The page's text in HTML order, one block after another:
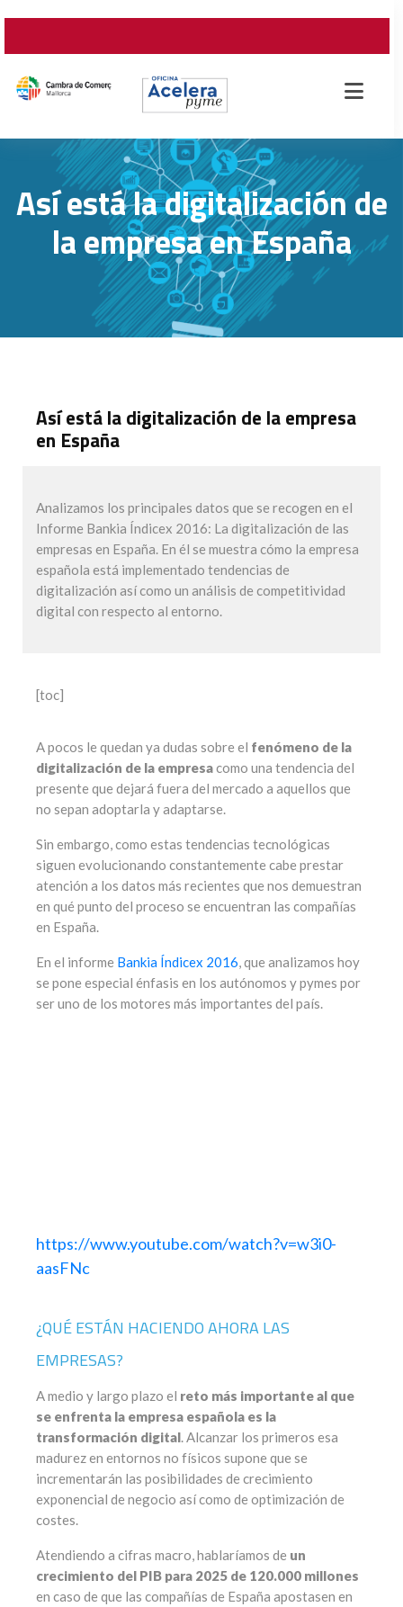
Así está la digitalización de
la empresa en España
Así está la digitalización de la empresa
en España
Analizamos los principales datos que se recogen en el
Informe Bankia Índicex 2016: La digitalización de las
empresas en España. En él se muestra cómo la empresa
española está implementado tendencias de
digitalización así como un análisis de competitividad
digital con respecto al entorno.
[toc]
A pocos le quedan ya dudas sobre el fenómeno de la
digitalización de la empresacomo una tendencia del
presente que dejará fuera del mercado a aquellos que
no sepan adoptarla y adaptarse.
Sin embargo, como estas tendencias tecnológicas
siguen evolucionando constantemente cabe prestar
atención a los datos más recientes que nos demuestran
en qué punto del proceso se encuentran las compañías
en España.
En el informe Bankia Índicex 2016, que analizamos hoy
se pone especial énfasis en los autónomos y pymes por
ser uno de los motores más importantes del país.
https://www.youtube.com/watch?v=w3i0-
aasFNc
¿QUÉ ESTÁN HACIENDO AHORA LAS
EMPRESAS?
A medio y largo plazo el reto más importante al que
se enfrenta la empresa española es la
transformación digital. Alcanzar los primeros esa
madurez en entornos no físicos supone que se
incrementarán las posibilidades de crecimiento
exponencial de negocio así como de optimización de
costes.
Atendiendo a cifras macro, hablaríamos de un
crecimiento del PIB para 2025 de 120.000 millones
en caso de que las compañías de España apostasen en